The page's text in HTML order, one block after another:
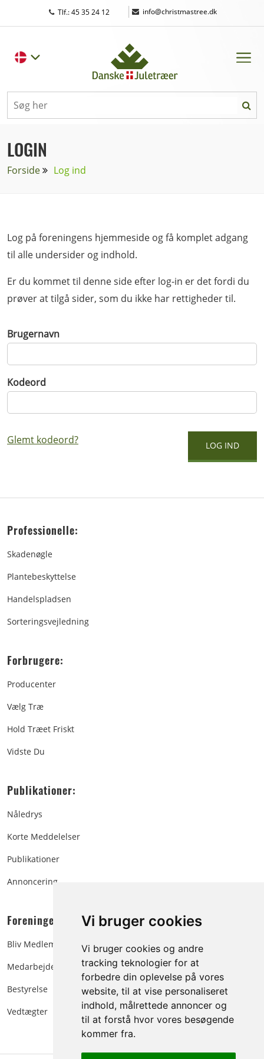
Vi bruger cookies
Vi bruger cookies og andre
tracking teknologier for at
forbedre din oplevelse på vores
website, til at vise personaliseret
indhold, målrettede annoncer og
til at forstå hvor vores besøgende
kommer fra.
Tlf.: 45 35 24 12 | info@christmastree.dk
LOGIN
Forside Log ind
Log på foreningens hjemmeside og få komplet adgang
til alle undersider og indhold.
Er du kommet til denne side efter log-in er det fordi du
prøver at tilgå sider, som du ikke har rettigheder til.
Brugernavn
Kodeord
Glemt kodeord?
Professionelle:
Skadenøgle
Plantebeskyttelse
Handelspladsen
Sorteringsvejledning
Forbrugere:
Producenter
Vælg Træ
Hold Træet Friskt
Vidste Du
Publikationer:
Nåledrys
Korte Meddelelser
Publikationer
Annoncering
Foreningen:
Bliv Medlem
Medarbejdere
Bestyrelse
Vedtægter